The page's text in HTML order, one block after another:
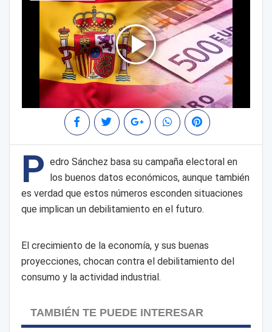
P edro Sánchez basa su campaña electoral en
los buenos datos económicos, aunque también
es verdad que estos números esconden situaciones
que implican un debilitamiento en el futuro.
El crecimiento de la economía, y sus buenas
proyecciones, chocan contra el debilitamiento del
consumo y la actividad industrial.
TAMBIÉN TE PUEDE INTERESAR